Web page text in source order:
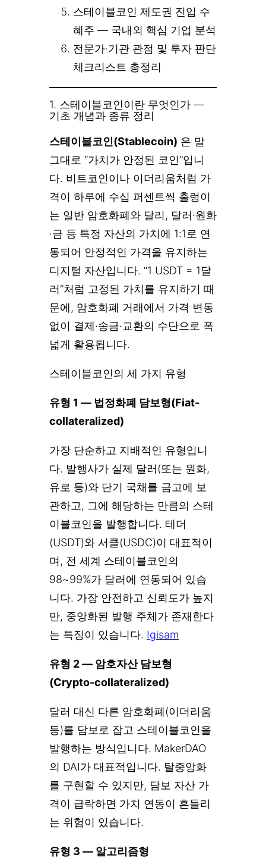
스테이블코인 제도권 진입 수
혜주 — 국내외 핵심 기업 분석
전문가·기관 관점 및 투자 판단
체크리스트 총정리
1. 스테이블코인이란 무엇인가 —
기초 개념과 종류 정리
스테이블코인(Stablecoin) 은 말
그대로 “가치가 안정된 코인”입니
다. 비트코인이나 이더리움처럼 가
격이 하루에 수십 퍼센트씩 출렁이
는 일반 암호화폐와 달리, 달러·원화
·금 등 특정 자산의 가치에 1:1로 연
동되어 안정적인 가격을 유지하는
디지털 자산입니다. “1 USDT = 1달
러”처럼 고정된 가치를 유지하기 때
문에, 암호화폐 거래에서 가격 변동
없이 결제·송금·교환의 수단으로 폭
넓게 활용됩니다.
스테이블코인의 세 가지 유형
유형 1 — 법정화폐 담보형(Fiat-
collateralized)
가장 단순하고 지배적인 유형입니
다. 발행사가 실제 달러(또는 원화,
유로 등)와 단기 국채를 금고에 보
관하고, 그에 해당하는 만큼의 스테
이블코인을 발행합니다. 테더
(USDT)와 서클(USDC)이 대표적이
며, 전 세계 스테이블코인의
98~99%가 달러에 연동되어 있습
니다. 가장 안전하고 신뢰도가 높지
만, 중앙화된 발행 주체가 존재한다
는 특징이 있습니다. Igisam
유형 2 — 암호자산 담보형
(Crypto-collateralized)
달러 대신 다른 암호화폐(이더리움
등)를 담보로 잡고 스테이블코인을
발행하는 방식입니다. MakerDAO
의 DAI가 대표적입니다. 탈중앙화
를 구현할 수 있지만, 담보 자산 가
격이 급락하면 가치 연동이 흔들리
는 위험이 있습니다.
유형 3 — 알고리즘형